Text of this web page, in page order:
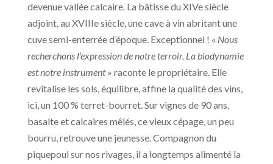
devenue vallée calcaire. La bâtisse du XIVe siècle
adjoint, au XVIIIe siècle, une cave à vin abritant une
cuve semi-enterrée d’époque. Exceptionnel ! « Nous
recherchons l’expression de notre terroir. La biodynamie
est notre instrument» raconte le propriétaire. Elle
revitalise les sols, équilibre, affine la qualité des vins,
ici, un 100 % terret-bourret. Sur vignes de 90 ans,
basalte et calcaires mêlés, ce vieux cépage, un peu
bourru, retrouve une jeunesse. Compagnon du
piquepoul sur nos rivages, il a longtemps alimenté la